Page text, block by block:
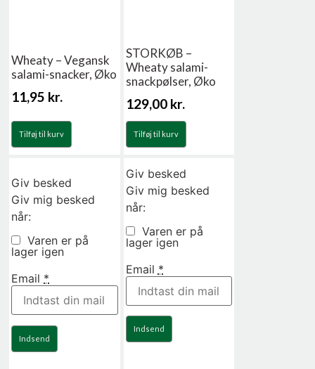
Wheaty – Vegansk
salami-snacker, Øko
11,95 kr.
Tilføj til kurv
STORKØB –
Wheaty salami-
snackpølser, Øko
129,00 kr.
Tilføj til kurv
Giv besked
Giv mig besked
når:
Varen er på
lager igen
Email *
Indsend
Giv besked
Giv mig besked
når:
Varen er på
lager igen
Email *
Indsend